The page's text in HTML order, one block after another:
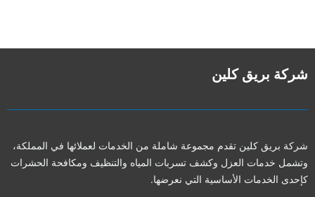
شركة بريق كلين
شركة بريق كلين تقدم مجموعة شاملة من الخدمات لعملائها في المملكة،
وتشمل خدمات العزل وكشف تسربات المياه والتنظيف ومكافحة الحشرات
كإحدى الخدمات الأساسية التي نعرضها.